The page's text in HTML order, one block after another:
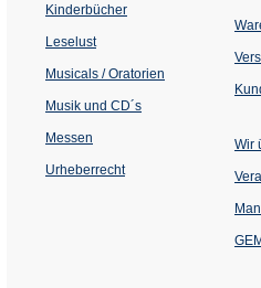
Kinderbücher
Leselust
Musicals / Oratorien
Musik und CD´s
Messen
Urheberrecht
Wir